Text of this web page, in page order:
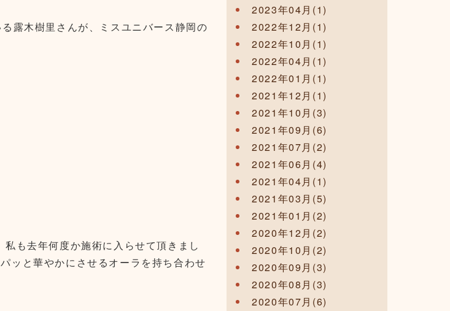
露木樹里さんが、ミスユニバース静岡の
も去年何度か施術に入らせて頂きまし
ッと華やかにさせるオーラを持ち合わせ
2023年04月(1)
2022年12月(1)
2022年10月(1)
2022年04月(1)
2022年01月(1)
2021年12月(1)
2021年10月(3)
2021年09月(6)
2021年07月(2)
2021年06月(4)
2021年04月(1)
2021年03月(5)
2021年01月(2)
2020年12月(2)
2020年10月(2)
2020年09月(3)
2020年08月(3)
2020年07月(6)